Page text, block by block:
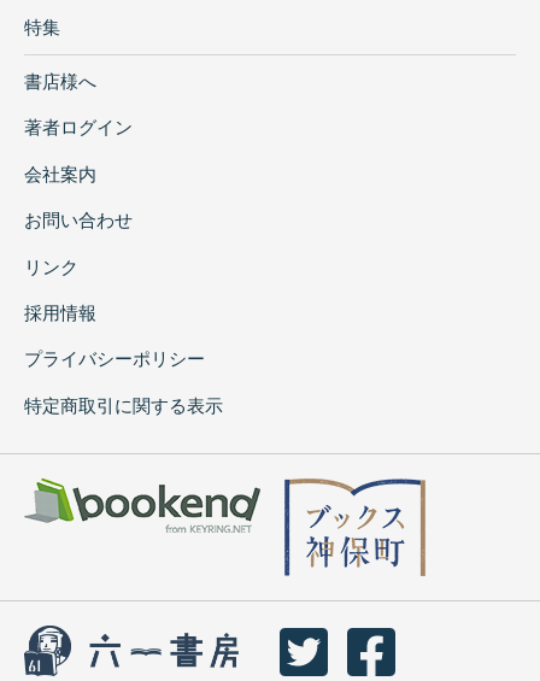
特集
書店様へ
著者ログイン
会社案内
お問い合わせ
リンク
採用情報
プライバシーポリシー
特定商取引に関する表示